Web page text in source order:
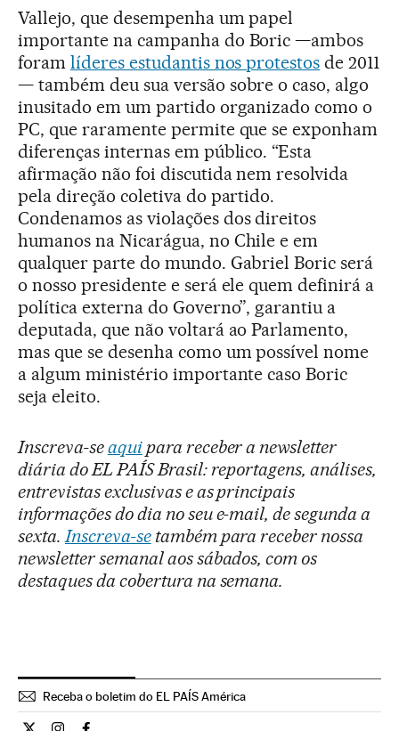
Vallejo, que desempenha um papel
importante na campanha do Boric —ambos
foram líderes estudantis nos protestos de 2011
— também deu sua versão sobre o caso, algo
inusitado em um partido organizado como o
PC, que raramente permite que se exponham
diferenças internas em público. “Esta
afirmação não foi discutida nem resolvida
pela direção coletiva do partido.
Condenamos as violações dos direitos
humanos na Nicarágua, no Chile e em
qualquer parte do mundo. Gabriel Boric será
o nosso presidente e será ele quem definirá a
política externa do Governo”, garantiu a
deputada, que não voltará ao Parlamento,
mas que se desenha como um possível nome
a algum ministério importante caso Boric
seja eleito.
Inscreva-seaquipara receber a newsletter
diária do EL PAÍS Brasil: reportagens, análises,
entrevistas exclusivas e as principais
informações do dia no seu e-mail, de segunda a
sexta.Inscreva-setambém para receber nossa
newsletter semanal aos sábados, com os
destaques da cobertura na semana.
Receba o boletim do EL PAÍS América